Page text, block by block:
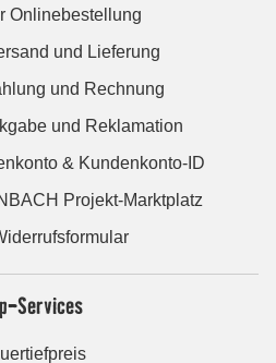
Onlinebestellung
und Lieferung
und Rechnung
und Reklamation
& Kundenkonto-ID
Projekt-Marktplatz
Services